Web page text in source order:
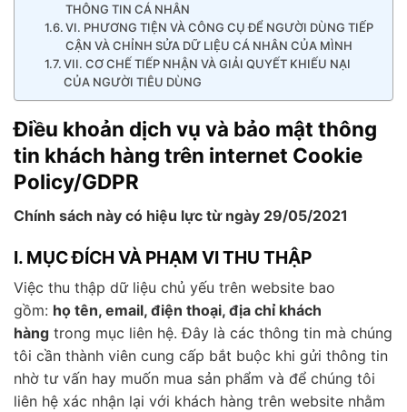
THÔNG TIN CÁ NHÂN
VI. PHƯƠNG TIỆN VÀ CÔNG CỤ ĐỂ NGƯỜI DÙNG TIẾP
CẬN VÀ CHỈNH SỬA DỮ LIỆU CÁ NHÂN CỦA MÌNH
VII. CƠ CHẾ TIẾP NHẬN VÀ GIẢI QUYẾT KHIẾU NẠI
CỦA NGƯỜI TIÊU DÙNG
Điều khoản dịch vụ và bảo mật thông
tin khách hàng trên internet Cookie
Policy/GDPR
Chính sách này có hiệu lực từ ngày 29/05/2021
I. MỤC ĐÍCH VÀ PHẠM VI THU THẬP
Việc thu thập dữ liệu chủ yếu trên website bao
gồm: họ tên, email, điện thoại, địa chỉ khách
hàng trong mục liên hệ. Đây là các thông tin mà chúng
tôi cần thành viên cung cấp bắt buộc khi gửi thông tin
nhờ tư vấn hay muốn mua sản phẩm và để chúng tôi
liên hệ xác nhận lại với khách hàng trên website nhằm